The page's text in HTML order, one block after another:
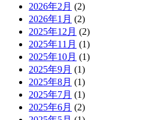
2026年2月 (2)
2026年1月 (2)
2025年12月 (2)
2025年11月 (1)
2025年10月 (1)
2025年9月 (1)
2025年8月 (1)
2025年7月 (1)
2025年6月 (2)